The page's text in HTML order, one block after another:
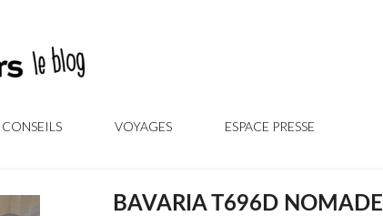
CONSEILS VOYAGES ESPACE PRESSE
BAVARIA T696D NOMADE